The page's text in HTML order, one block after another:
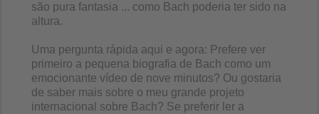
são pura fantasia ... como Bach poderia ter sido na
altura.
Uma pergunta rápida aqui e agora: Prefere ver
primeiro a pequena biografia de Bach como um
emocionante vídeo de nove minutos? Ou gostaria
de saber mais sobre o meu grande projeto
internacional sobre Bach? Se preferir ler a